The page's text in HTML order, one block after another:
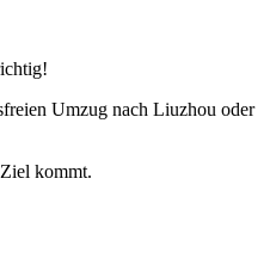
Umzug nach Liuzhou oder
kommt.